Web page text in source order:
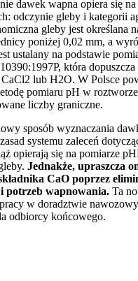
dawek wapna opiera się
odczynie gleby i kategorii
gleby jest określana
poniżej 0,02 mm, a
ustalany na podstawie
która
lub H2O. W Polsce
pomiaru pH w
liczby graniczne.
sposób wyznaczania
systemu zaleceń
opierają się na pomiarze
Jednakże, upraszcza
CaO poprzez
potrzeb wapnowania. Ta
w doradztwie
odbiorcy końcowego.